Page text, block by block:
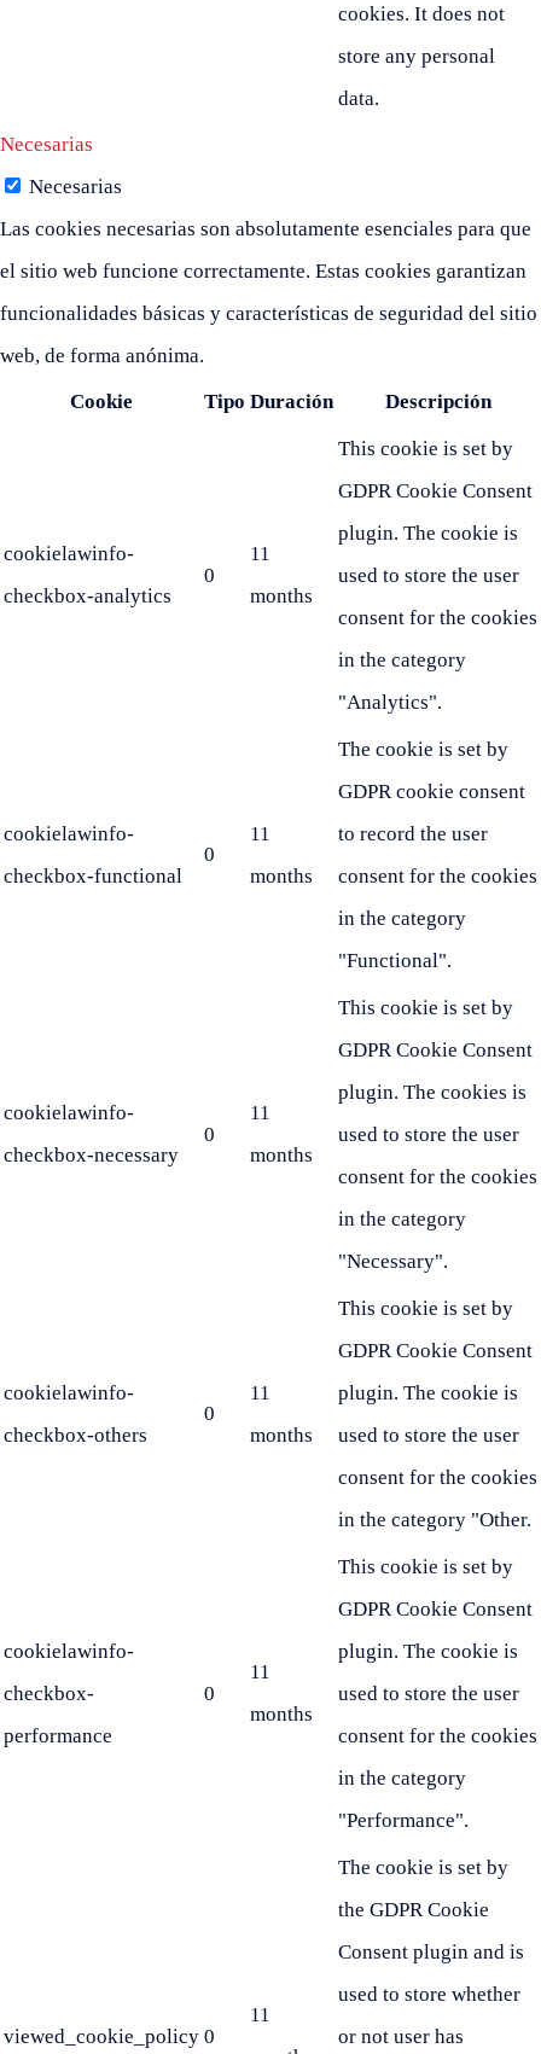
cookies. It does not
store any personal
data.
Necesarias
Necesarias
Las cookies necesarias son absolutamente esenciales para que
el sitio web funcione correctamente. Estas cookies garantizan
funcionalidades básicas y características de seguridad del sitio
web, de forma anónima.
Cookie
Tipo Duración Descripción
cookielawinfo-
checkbox-analytics
0
11
months
This cookie is set by
GDPR Cookie Consent
plugin. The cookie is
used to store the user
consent for the cookies
in the category
"Analytics".
cookielawinfo-
checkbox-functional
0
11
months
The cookie is set by
GDPR cookie consent
to record the user
consent for the cookies
in the category
"Functional".
cookielawinfo-
checkbox-necessary
0
11
months
This cookie is set by
GDPR Cookie Consent
plugin. The cookies is
used to store the user
consent for the cookies
in the category
"Necessary".
cookielawinfo-
checkbox-others
0
11
months
This cookie is set by
GDPR Cookie Consent
plugin. The cookie is
used to store the user
consent for the cookies
in the category "Other.
cookielawinfo-
checkbox-
performance
0
11
months
This cookie is set by
GDPR Cookie Consent
plugin. The cookie is
used to store the user
consent for the cookies
in the category
"Performance".
viewed_cookie_policy 0
11
The cookie is set by
the GDPR Cookie
Consent plugin and is
used to store whether
or not user has